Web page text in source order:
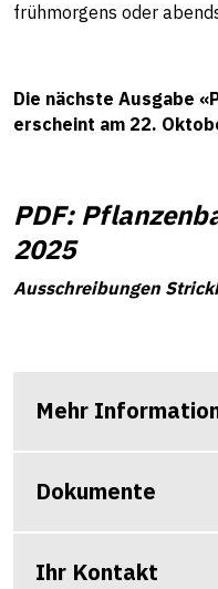
frühmorgens oder
Die nächste Ausgabe
erscheint am 22.
PDF:
2025
Ausschreibungen
Mehr
Dokumente
Ihr Kontakt